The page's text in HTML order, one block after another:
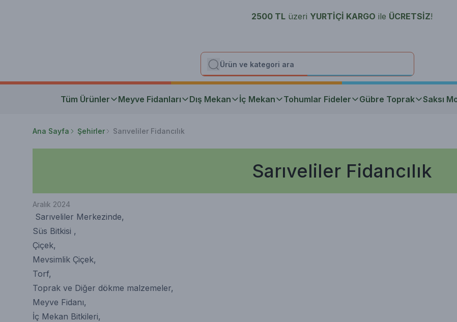
2500 TL üzeri YURTİÇİ KARGO ile ÜCRETSİZ!
Tüm Ürünler Meyve Fidanları Dış Mekan İç Mekan Tohumlar Fideler Gübre Toprak Saksı
Ana Sayfa Şehirler Sarıveliler Fidancılık
Sarıveliler Fidancılık
Aralık 2024
Sarıveliler Merkezinde,
Süs Bitkisi ,
Çiçek,
Mevsimlik Çiçek,
Torf,
Toprak ve Diğer dökme malzemeler,
Meyve Fidanı,
İç Mekan Bitkileri,